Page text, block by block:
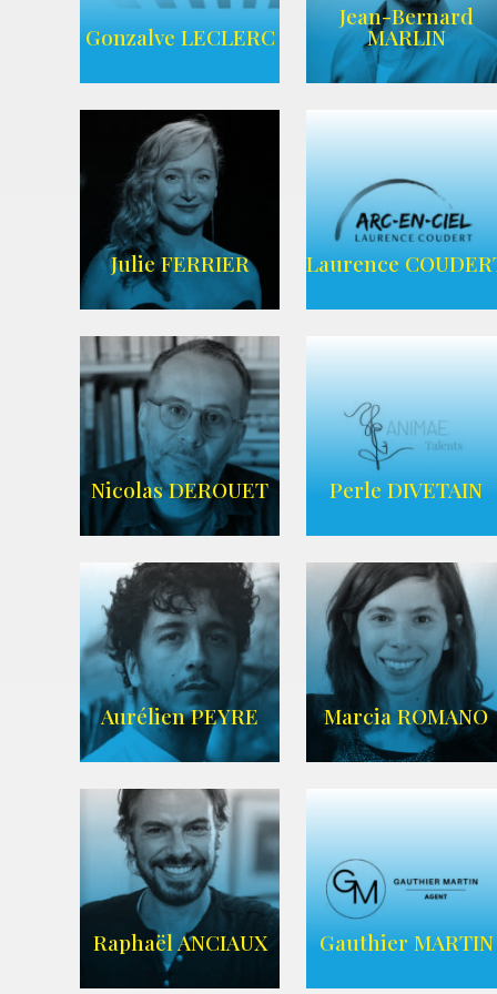
AGENCE UBBA
Wikipedia
Gonzalve LECLERC
AGENCE
ADEQUAT
Jean-Bernard
MARLIN
WIKIPEDIA
Julie FERRIER
Imdb
Laurence
AGENCE ARC-
EN-CIEL
Nicolas DEROUET
IMDB
Perle DIVETAIN
AGENCE ANIMAE
Aurélien PEYRE
ZELIG
Marcia ROMANO
WIKIPEDIA
AGENCE ZELIG
Raphaël ANCIAUX Gauthier MARTIN